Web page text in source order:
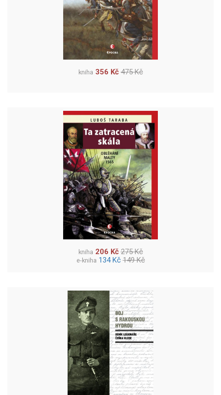
kniha 356 Kč 475 Kč
kniha 206 Kč 275 Kč
e-kniha 134 Kč 149 Kč